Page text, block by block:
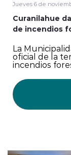
Jueves 6 de
Curanilahue
de incendios
La
oficial de la
incendios